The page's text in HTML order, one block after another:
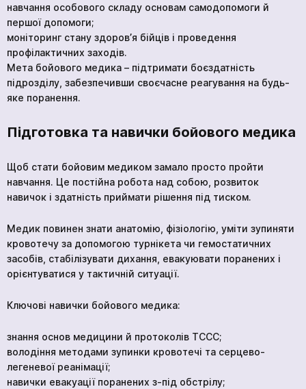
навчання особового складу основам самодопомоги й
першої допомоги;
моніторинг стану здоров’я бійців і проведення
профілактичних заходів.
Мета бойового медика – підтримати боєздатність
підрозділу, забезпечивши своєчасне реагування на будь-
яке поранення.
Підготовка та навички бойового медика
Щоб стати бойовим медиком замало просто пройти
навчання. Це постійна робота над собою, розвиток
навичок і здатність приймати рішення під тиском.
Медик повинен знати анатомію, фізіологію, уміти зупиняти
кровотечу за допомогою турнікета чи гемостатичних
засобів, стабілізувати дихання, евакуювати поранених і
орієнтуватися у тактичній ситуації.
Ключові навички бойового медика:
знання основ медицини й протоколів TCCC;
володіння методами зупинки кровотечі та серцево-
легеневої реанімації;
навички евакуації поранених з-під обстрілу;